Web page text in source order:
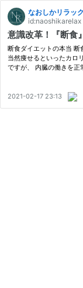
なおしかリラッ
id:naoshikarelax
意識改革！『断食
断食ダイエットの本当 断
当然痩せるといったカロ
ですが、 内臓の働きを正
回…
2021-02-17 23:13